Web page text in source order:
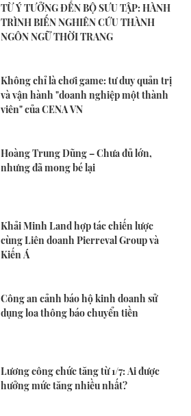
TỪ Ý TƯỞNG ĐẾN BỘ SƯU TẬP: HÀNH
TRÌNH BIẾN NGHIÊN CỨU THÀNH
NGÔN NGỮ THỜI TRANG
Không chỉ là chơi game: tư duy quản trị
và vận hành "doanh nghiệp một thành
viên" của CENA VN
Hoàng Trung Dũng – Chưa đủ lớn,
nhưng đã mong bé lại
Khải Minh Land hợp tác chiến lược
cùng Liên doanh Pierreval Group và
Kiến Á
Công an cảnh báo hộ kinh doanh sử
dụng loa thông báo chuyển tiền
Lương công chức tăng từ 1/7: Ai được
hưởng mức tăng nhiều nhất?